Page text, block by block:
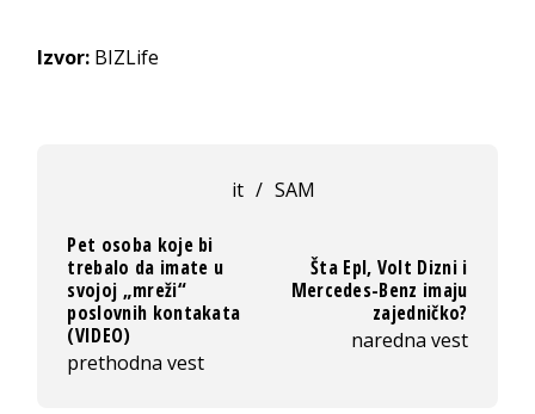
Izvor: BIZLife
it / SAM
Pet osoba koje bi
trebalo da imate u
svojoj „mreži“
poslovnih kontakata
(VIDEO)
prethodna vest
Šta Epl, Volt Dizni i
Mercedes-Benz imaju
zajedničko?
naredna vest